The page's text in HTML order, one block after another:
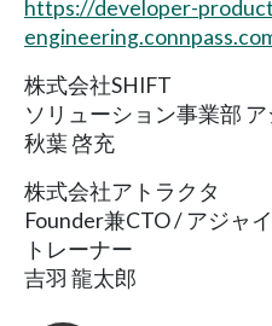
https://developer-
株式会社SHIFT
ソリューション事業部
秋葉 啓充
株式会社アトラクタ
Founder兼CTO / アジャ
トレーナー
吉羽 龍太郎